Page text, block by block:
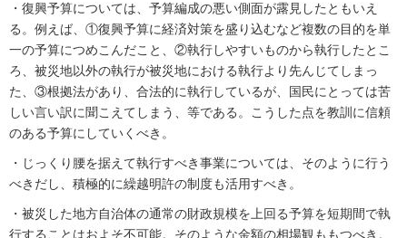
・復興予算については、予算編成の悪い側面が露見したともいえ
る。例えば、①復興予算に経済対策を盛り込むなど複数の目的を単
一の予算につめこんだこと、②執行しやすいものから執行したとこ
ろ、被災地以外の執行が被災地における執行より先んじてしまっ
た、③根拠法があり、合法的に執行しているが、国民にとっては苦
しい言い訳に聞こえてしまう、等である。こうした点を教訓に信頼
のある予算にしていくべき。
・じっくり腰を据えて執行すべき事業については、そのように行う
べきだし、積極的に繰越明許の制度も活用すべき。
・被災した地方自治体の通常の財政規模を上回る予算を短期間で執
行することはおよそ不可能。そのような金額の相場観ももつべき。